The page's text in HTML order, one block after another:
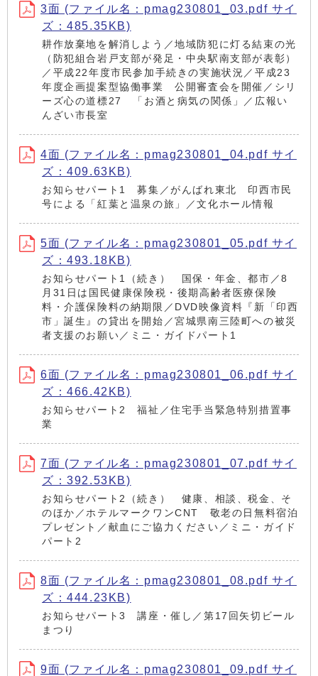
3面 (ファイル名：pmag230801_03.pdf サイ
ズ：485.35KB)
耕作放棄地を解消しよう／地域防犯に灯る結束の光
（防犯組合岩戸支部が発足・中央駅南支部が表彰）
／平成22年度市民参加手続きの実施状況／平成23
年度企画提案型協働事業 公開審査会を開催／シリ
ーズ心の道標27 「お酒と病気の関係」／広報い
んざい市長室
4面 (ファイル名：pmag230801_04.pdf サイ
ズ：409.63KB)
お知らせパート1 募集／がんばれ東北 印西市民
号による「紅葉と温泉の旅」／文化ホール情報
5面 (ファイル名：pmag230801_05.pdf サイ
ズ：493.18KB)
お知らせパート1（続き） 国保・年金、都市／8
月31日は国民健康保険税・後期高齢者医療保険
料・介護保険料の納期限／DVD映像資料『新「印西
市」誕生』の貸出を開始／宮城県南三陸町への被災
者支援のお願い／ミニ・ガイドパート1
6面 (ファイル名：pmag230801_06.pdf サイ
ズ：466.42KB)
お知らせパート2 福祉／住宅手当緊急特別措置事
業
7面 (ファイル名：pmag230801_07.pdf サイ
ズ：392.53KB)
お知らせパート2（続き） 健康、相談、税金、そ
のほか／ホテルマークワンCNT 敬老の日無料宿泊
プレゼント／献血にご協力ください／ミニ・ガイド
パート2
8面 (ファイル名：pmag230801_08.pdf サイ
ズ：444.23KB)
お知らせパート3 講座・催し／第17回矢切ビール
まつり
9面 (ファイル名：pmag230801_09.pdf サイ